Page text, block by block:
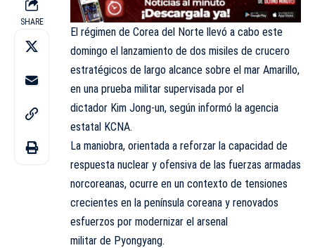
SHARE
El régimen de Corea del Norte llevó a cabo este
domingo el lanzamiento de dos misiles de crucero
estratégicos de largo alcance sobre el mar Amarillo,
en una prueba militar supervisada por el
dictador Kim Jong-un, según informó la agencia
estatal KCNA.
La maniobra, orientada a reforzar la capacidad de
respuesta nuclear y ofensiva de las fuerzas armadas
norcoreanas, ocurre en un contexto de tensiones
crecientes en la península coreana y renovados
esfuerzos por modernizar el arsenal
militar de Pyongyang.